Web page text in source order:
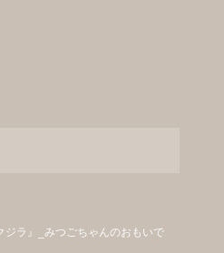
ジラ』_みつごちゃんのおもいで